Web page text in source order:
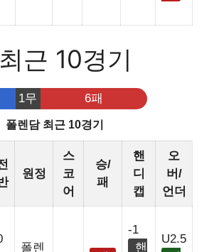
근 10경기
1무 6패
폴렌담 최근 10경기
원정
스
코
어
승/
패
핸
디
캡
오
버/
언더
폴렌
-1
핸
U2.5